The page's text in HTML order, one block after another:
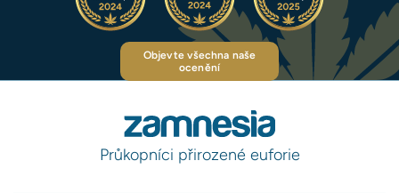
Objevte všechna naše
ocenění
Průkopníci přirozené euforie